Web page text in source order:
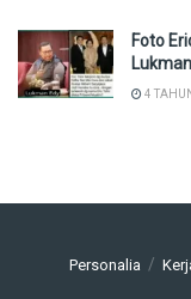
Foto
4
Personalia